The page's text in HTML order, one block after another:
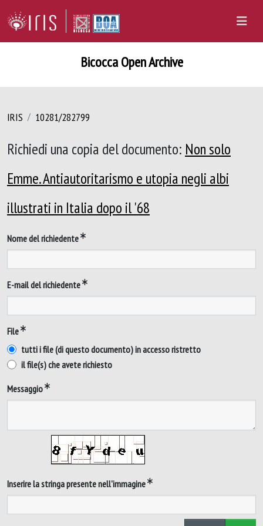
Bicocca Open Archive
IRIS 10281/282799
Richiedi una copia del documento: Non solo
Emme. Antiautoritarismo e utopia negli albi
illustrati in Italia dopo il '68
Nome del richiedente
E-mail del richiedente
File
tutti i file (di questo documento) in accesso ristretto
il file(s) che avete richiesto
Messaggio
Inserire la stringa presente nell'immagine